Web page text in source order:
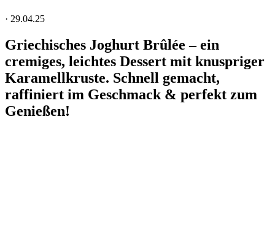
· 29.04.25
Griechisches Joghurt Brûlée – ein
cremiges, leichtes Dessert mit knuspriger
Karamellkruste. Schnell gemacht,
raffiniert im Geschmack & perfekt zum
Genießen!